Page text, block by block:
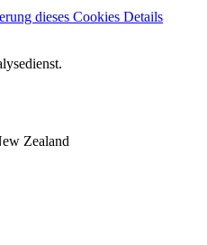
dieses Cookies Details
Zealand